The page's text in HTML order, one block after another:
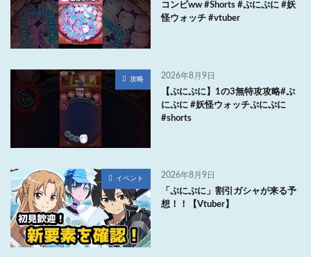
コンビww #Shorts #ぷにぷに #妖
怪ウォッチ #vtuber
攻略 2026年8月9日
【ぷにぷに】1の3無特攻攻略#ぷ
にぷに #妖怪ウォッチぷにぷに
#shorts
イベント 2026年8月9日
「ぷにぷに」割引ガシャが来る予
想！！【Vtuber】